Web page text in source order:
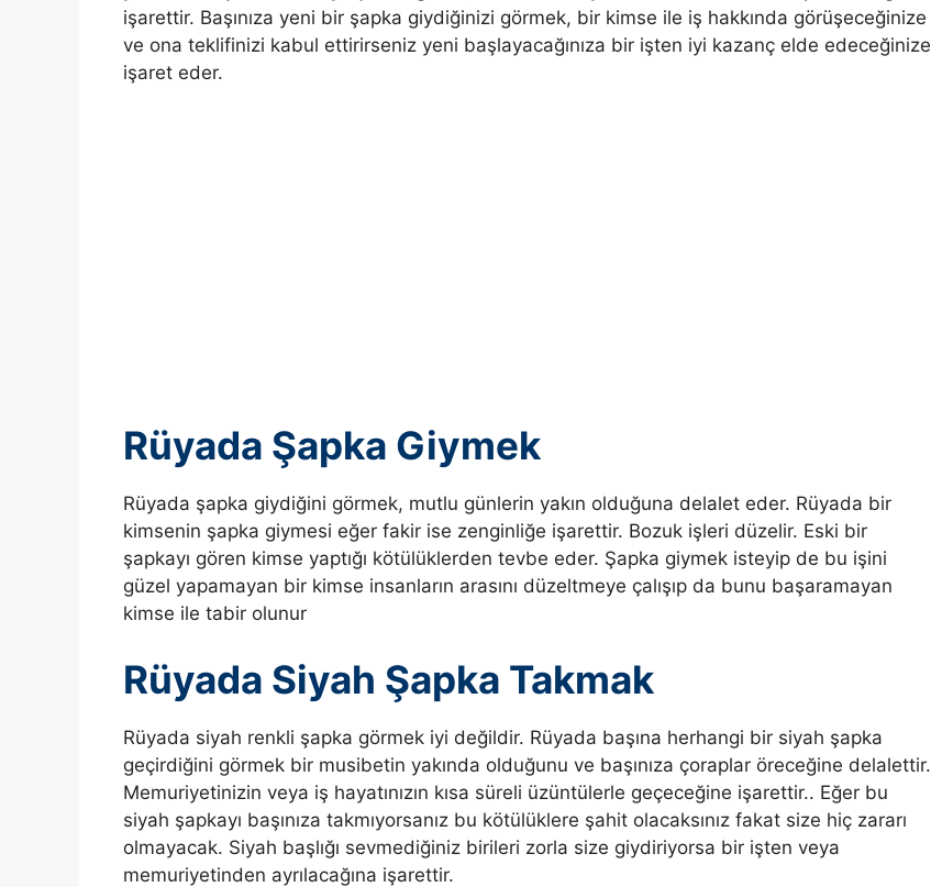
işarettir. Başınıza yeni bir şapka giydiğinizi görmek, bir kimse ile iş hakkında görüşeceğinize
ve ona teklifinizi kabul ettirirseniz yeni başlayacağınıza bir işten iyi kazanç elde edeceğinize
işaret eder.
Rüyada Şapka Giymek
Rüyada şapka giydiğini görmek, mutlu günlerin yakın olduğuna delalet eder. Rüyada bir
kimsenin şapka giymesi eğer fakir ise zenginliğe işarettir. Bozuk işleri düzelir. Eski bir
şapkayı gören kimse yaptığı kötülüklerden tevbe eder. Şapka giymek isteyip de bu işini
güzel yapamayan bir kimse insanların arasını düzeltmeye çalışıp da bunu başaramayan
kimse ile tabir olunur
Rüyada Siyah Şapka Takmak
Rüyada siyah renkli şapka görmek iyi değildir. Rüyada başına herhangi bir siyah şapka
geçirdiğini görmek bir musibetin yakında olduğunu ve başınıza çoraplar öreceğine delalettir.
Memuriyetinizin veya iş hayatınızın kısa süreli üzüntülerle geçeceğine işarettir.. Eğer bu
siyah şapkayı başınıza takmıyorsanız bu kötülüklere şahit olacaksınız fakat size hiç zararı
olmayacak. Siyah başlığı sevmediğiniz birileri zorla size giydiriyorsa bir işten veya
memuriyetinden ayrılacağına işarettir.